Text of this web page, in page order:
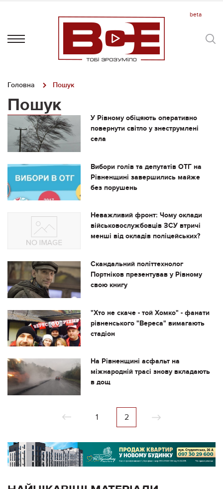
Головна Пошук
Пошук
У Рівному обіцяють оперативно
повернути світло у знеструмлені
села
Вибори голів та депутатів ОТГ на
Рівненщині завершились майже
без порушень
Неважливий фронт: Чому оклади
військовослужбовців ЗСУ втричі
менші від окладів поліцейських?
Скандальний політтехнолог
Портніков презентував у Рівному
свою книгу
"Хто не скаче - той Хомко" - фанати
рівненського "Вереса" вимагають
стадіон
На Рівненщині асфальт на
міжнародній трасі знову вкладають
в дощ
1 2